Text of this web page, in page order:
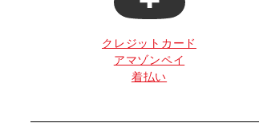
クレジットカード
アマゾンペイ
着払い